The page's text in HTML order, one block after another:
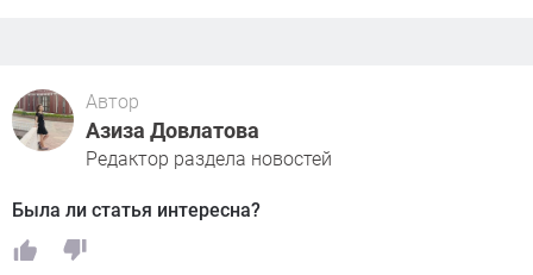
Автор
Азиза Довлатова
Редактор раздела новостей
Была ли статья интересна?